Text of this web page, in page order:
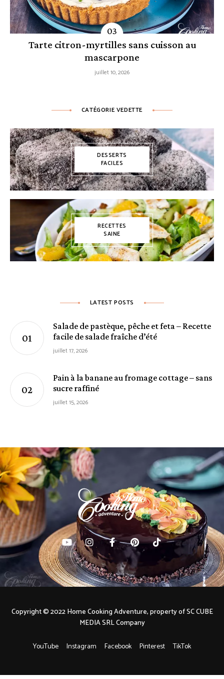
Tarte citron-myrtilles sans cuisson au
mascarpone
juillet 10, 2026
CATÉGORIE VEDETTE
DESSERTS
FACILES
RECETTES
SAINE
LATEST POSTS
Salade de pastèque, pêche et feta – Recette
facile de salade fraîche d’été
juillet 17, 2026
Pain à la banane au fromage cottage – sans
sucre raffiné
juillet 15, 2026
YouTube Instagram Facebook Pinterest TikTok
Copyright © 2022 Home Cooking Adventure, property of SC CUBE
MEDIA SRL Company